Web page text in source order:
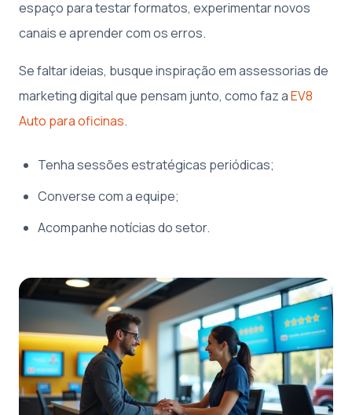
espaço para testar formatos, experimentar novos
canais e aprender com os erros.
Se faltar ideias, busque inspiração em assessorias de
marketing digital que pensam junto, como faz aEV8
Auto para oficinas.
Tenha sessões estratégicas periódicas;
Converse com a equipe;
Acompanhe notícias do setor.